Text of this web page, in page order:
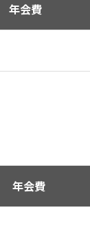
年会費
年会費